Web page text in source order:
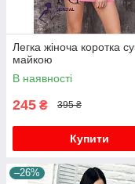
Легка жіноча коротка
майкою
В наявності
245 ₴ 395 ₴
Купити
–26%